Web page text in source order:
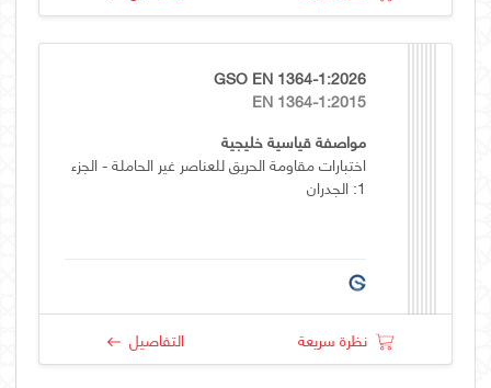
GSO EN 1364-1:2026
EN 1364-1:2015
مواصفة قياسية خليجية
اختبارات مقاومة الحريق للعناصر غير الحاملة - الجزء
1: الجدران
نظرة سريعة التفاصيل